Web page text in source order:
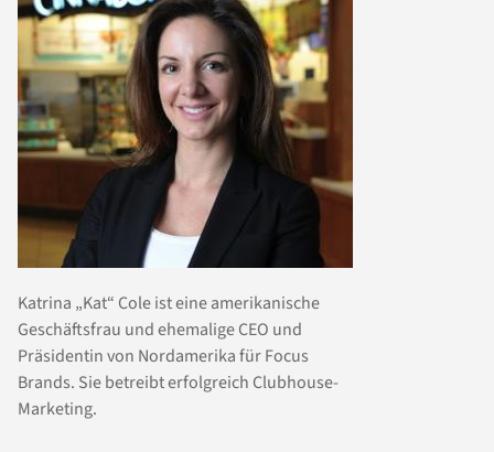
Katrina „Kat“ Cole ist eine amerikanische
Geschäftsfrau und ehemalige CEO und
Präsidentin von Nordamerika für Focus
Brands. Sie betreibt erfolgreich Clubhouse-
Marketing.